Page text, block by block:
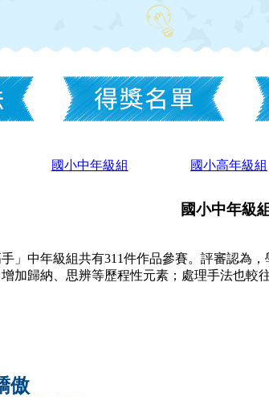
國小中年級組 國小高年級組
國小中年級
」中年級組共有311件作品參賽。評審認為
加歸納、思辨等歷程性元素；處理手法也較
傲